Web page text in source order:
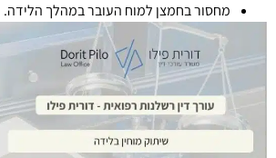
מחסור בחמצן למוח העובר במהלך הלידה.